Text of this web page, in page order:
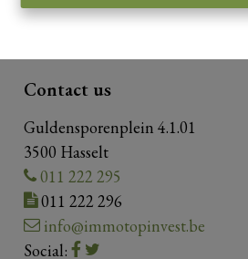
deles devoirs de l\'agent
Contact us
Guldensporenplein 4.1.01
3500 Hasselt
011 222 295
011 222 296
info@immotopinvest.be
Social: